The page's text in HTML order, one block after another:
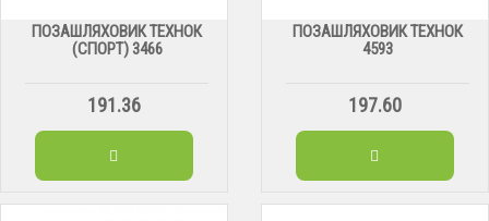
ПОЗАШЛЯХОВИК ТЕХНОК
(СПОРТ) 3466
191.36
ПОЗАШЛЯХОВИК ТЕХНОК
4593
197.60